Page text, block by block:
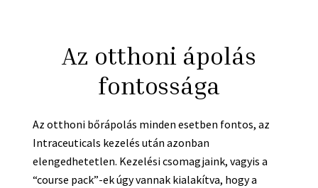
Az otthoni ápolás
fontossága
Az otthoni bőrápolás minden esetben fontos, az
Intraceuticals kezelés után azonban
elengedhetetlen. Kezelési csomagjaink, vagyis a
“course pack”-ek úgy vannak kialakítva, hogy a